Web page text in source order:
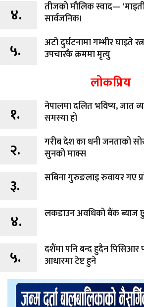
४.
तीजको मौलिक स्वाद—
सार्वजनिक।
५.
अटो दुर्घटनामा गम्भीर घाइते
उपचारकै क्रममा मृत्यु
लोकप्रिय
१.
नेपालमा दलित भविष्य, जात
समस्या हो
२.
गरीब देश का धनी जनताको
सुनको माक्स
३. सबिना गुरुङलाइ रुवायर गए
४. लकडाउन अवधिको बैंक ब्याज
५.
दशैंमा पनि बन्द हुदैन पिसिआर
आधारमा टेष्ट हुने